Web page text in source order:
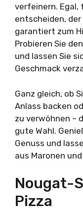
verfeinern. Egal,
entscheiden,
garantiert zum
Probieren Sie
und lassen Sie
Geschmack
Ganz gleich, ob
Anlass backen
zu verwöhnen –
gute Wahl.
Genuss und
aus Maronen
Nougat-
Pizza